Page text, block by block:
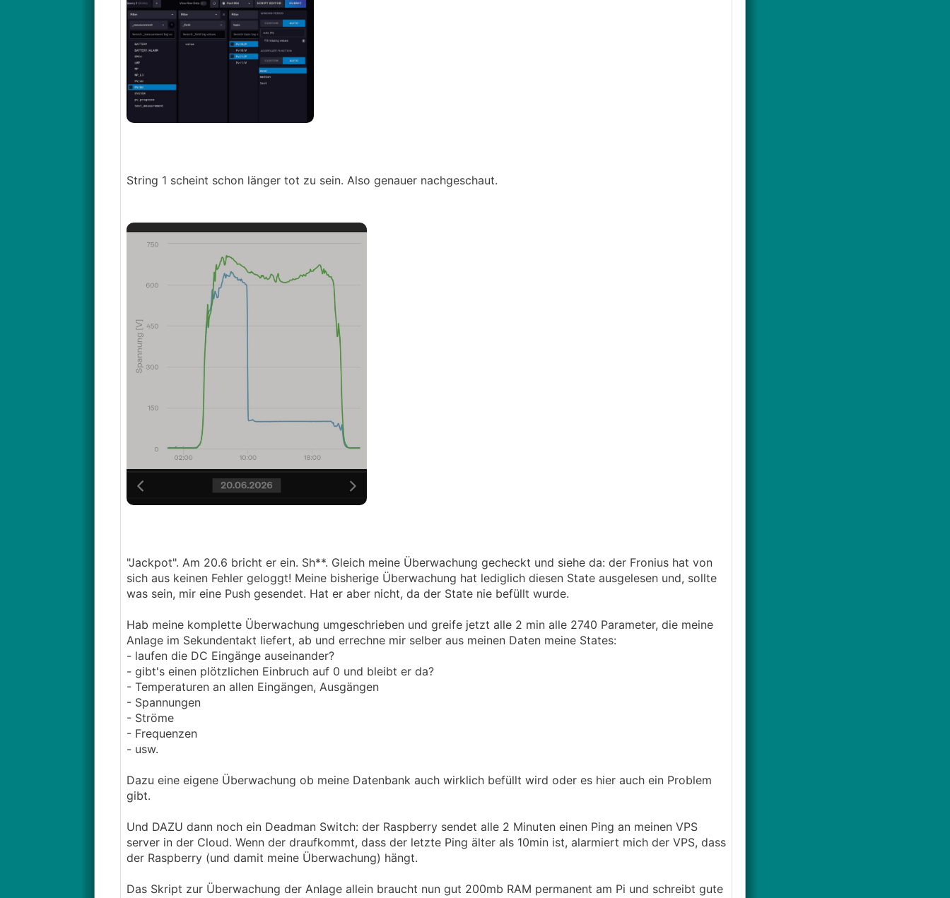
String 1 scheint schon länger tot zu sein. Also genauer nachgeschaut.
"Jackpot". Am 20.6 bricht er ein. Sh**. Gleich meine Überwachung gecheckt und siehe da: der Fronius hat von
sich aus keinen Fehler geloggt! Meine bisherige Überwachung hat lediglich diesen State ausgelesen und, sollte
was sein, mir eine Push gesendet. Hat er aber nicht, da der State nie befüllt wurde.
Hab meine komplette Überwachung umgeschrieben und greife jetzt alle 2 min alle 2740 Parameter, die meine
Anlage im Sekundentakt liefert, ab und errechne mir selber aus meinen Daten meine States:
- laufen die DC Eingänge auseinander?
- gibt's einen plötzlichen Einbruch auf 0 und bleibt er da?
- Temperaturen an allen Eingängen, Ausgängen
- Spannungen
- Ströme
- Frequenzen
- usw.
Dazu eine eigene Überwachung ob meine Datenbank auch wirklich befüllt wird oder es hier auch ein Problem
gibt.
Und DAZU dann noch ein Deadman Switch: der Raspberry sendet alle 2 Minuten einen Ping an meinen VPS
server in der Cloud. Wenn der draufkommt, dass der letzte Ping älter als 10min ist, alarmiert mich der VPS, dass
der Raspberry (und damit meine Überwachung) hängt.
Das Skript zur Überwachung der Anlage allein braucht nun gut 200mb RAM permanent am Pi und schreibt gute